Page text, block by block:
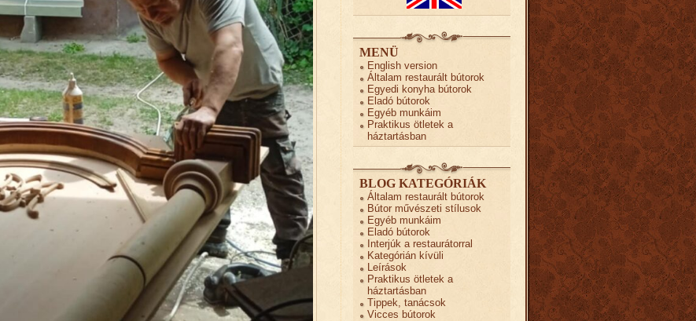
MENÜ
English version
Általam restaurált bútorok
Egyedi konyha bútorok
Eladó bútorok
Egyéb munkáim
Praktikus ötletek a
háztartásban
BLOG KATEGÓRIÁK
Általam restaurált bútorok
Bútor művészeti stílusok
Egyéb munkáim
Eladó bútorok
Interjúk a restaurátorral
Kategórián kívüli
Leírások
Praktikus ötletek a
háztartásban
Tippek, tanácsok
Vicces bútorok